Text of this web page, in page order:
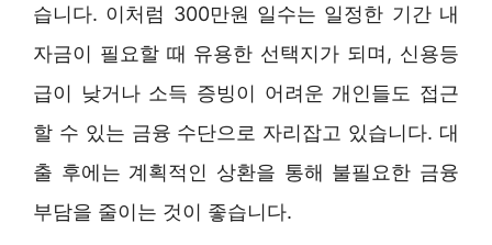
습니다. 이처럼 300만원 일수는 일정한 기간 내
자금이 필요할 때 유용한 선택지가 되며, 신용등
급이 낮거나 소득 증빙이 어려운 개인들도 접근
할 수 있는 금융 수단으로 자리잡고 있습니다. 대
출 후에는 계획적인 상환을 통해 불필요한 금융
부담을 줄이는 것이 좋습니다.